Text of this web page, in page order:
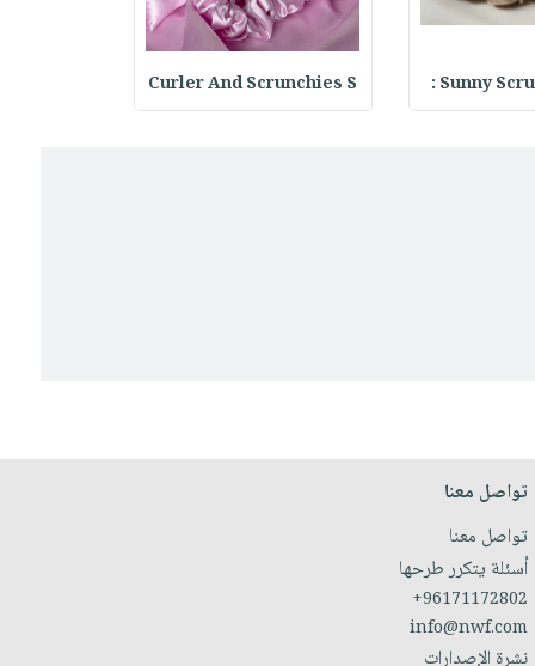
Sunny
Curler And Scrunchies S
تواصل معنا
تواصل معنا
أسئلة يتكرر طرحها
+96171172802
info@nwf.com
نشرة الإصدارات